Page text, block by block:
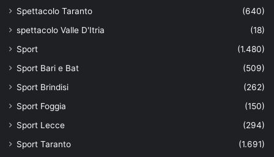
Spettacolo Taranto
(640)
spettacolo Valle D'Itria
(18)
Sport
(1.480)
Sport Bari e Bat
(509)
Sport Brindisi
(262)
Sport Foggia
(150)
Sport Lecce
(294)
Sport Taranto
(1.691)